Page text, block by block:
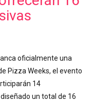
oficialmente una
Pizza Weeks, el evento
14
un total de 16